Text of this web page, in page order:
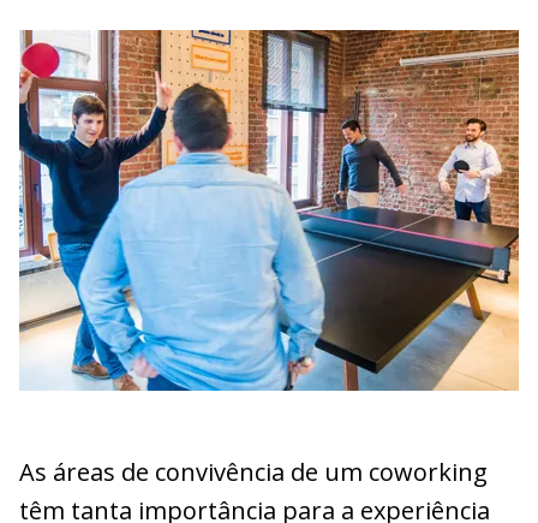
As áreas de convivência de um coworking
têm tanta importância para a experiência